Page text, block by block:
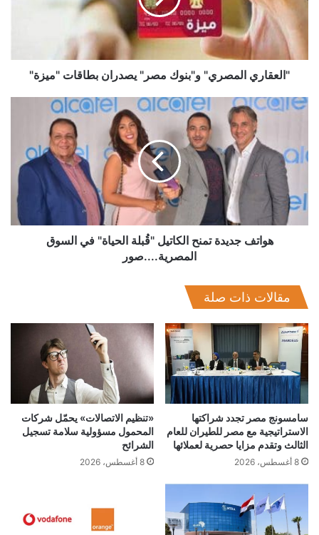
بطاقات
"ميزة"
"العقاري المصري" و"بنوك مصر" يصدران بطاقات "ميزة"
هواتف
الكاتيل
"قُبلة
الحياة"
في
السوق
المصرية....صور
هواتف جديدة تمنح الكاتيل "قُبلة الحياة" في السوق
المصرية....صور
مقالات ذات صلة
سامسونج مصر تجدد شراكتها
الاستراتيجية مع مصر للطيران للعام
الثالث وتقدم مزايا حصرية لعملائها
8 أغسطس، 2026
«تنظيم الاتصالات» يحمّل شركات
المحمول مسؤولية سلامة تسجيل
الشرائح
8 أغسطس، 2026